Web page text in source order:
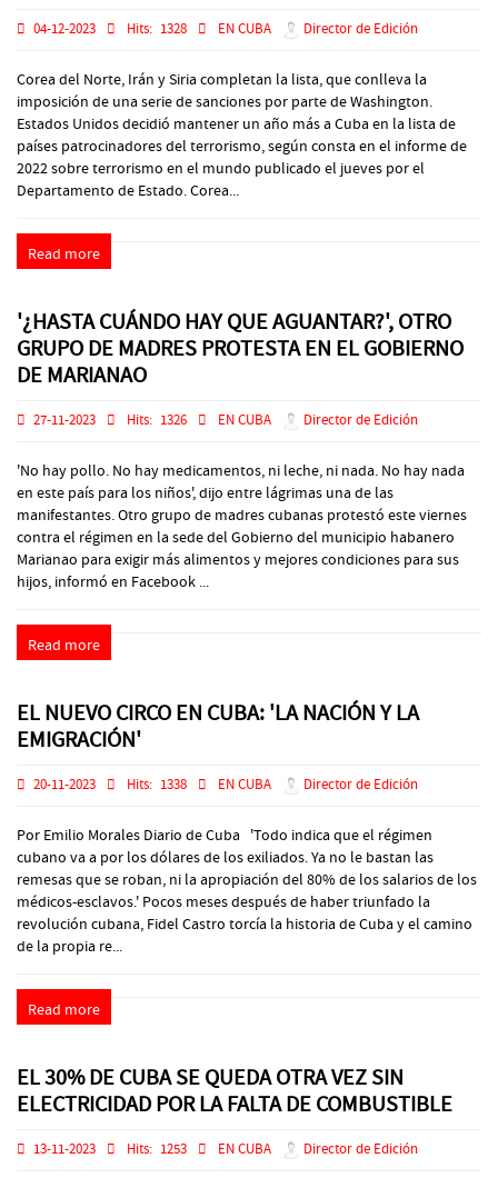
04-12-2023 Hits: 1328 EN CUBA Director de Edición
Corea del Norte, Irán y Siria completan la lista, que conlleva la
imposición de una serie de sanciones por parte de Washington.
Estados Unidos decidió mantener un año más a Cuba en la lista de
países patrocinadores del terrorismo, según consta en el informe de
2022 sobre terrorismo en el mundo publicado el jueves por el
Departamento de Estado. Corea...
Read more
'¿HASTA CUÁNDO HAY QUE AGUANTAR?', OTRO
GRUPO DE MADRES PROTESTA EN EL GOBIERNO
DE MARIANAO
27-11-2023 Hits: 1326 EN CUBA Director de Edición
'No hay pollo. No hay medicamentos, ni leche, ni nada. No hay nada
en este país para los niños', dijo entre lágrimas una de las
manifestantes. Otro grupo de madres cubanas protestó este viernes
contra el régimen en la sede del Gobierno del municipio habanero
Marianao para exigir más alimentos y mejores condiciones para sus
hijos, informó en Facebook ...
Read more
EL NUEVO CIRCO EN CUBA: 'LA NACIÓN Y LA
EMIGRACIÓN'
20-11-2023 Hits: 1338 EN CUBA Director de Edición
Por Emilio Morales Diario de Cuba 'Todo indica que el régimen
cubano va a por los dólares de los exiliados. Ya no le bastan las
remesas que se roban, ni la apropiación del 80% de los salarios de los
médicos-esclavos.' Pocos meses después de haber triunfado la
revolución cubana, Fidel Castro torcía la historia de Cuba y el camino
de la propia re...
Read more
EL 30% DE CUBA SE QUEDA OTRA VEZ SIN
ELECTRICIDAD POR LA FALTA DE COMBUSTIBLE
13-11-2023 Hits: 1253 EN CUBA Director de Edición